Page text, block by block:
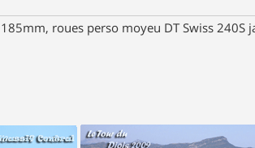
roues perso moyeu DT Swiss 240S